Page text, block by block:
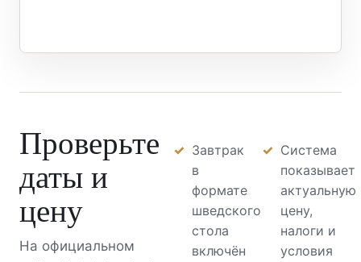
Проверьте
даты и
цену
На официальном
Завтрак
в
формате
шведского
стола
включён
Система
показывает
актуальную
цену,
налоги и
условия